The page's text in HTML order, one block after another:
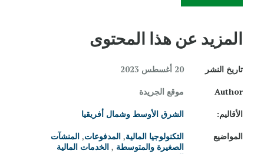
المزيد عن هذا المحتوى
تاريخ النشر
20 أغسطس 2023
Author
موقع الجريدة
الأقاليم:
الشرق الأوسط وشمال أفريقيا
المواضيع
التكنولوجيا المالية,المدفوعات,المنشآت
الصغيرة والمتوسطة,الخدمات المالية